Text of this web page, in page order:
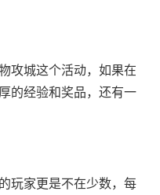
攻城这个活动，如果在
的经验和奖品，还有一
玩家更是不在少数，每